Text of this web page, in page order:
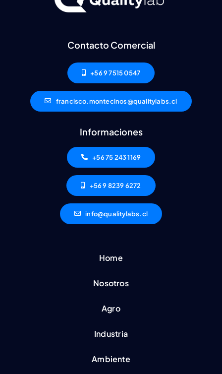
Resultados de Laboratorio
Contacto Comercial
+56 9 7515 0547
francisco.montecinos@qualitylabs.cl
Informaciones
+56 75 243 1169
+56 9 8239 6272
info@qualitylabs.cl
Home
Nosotros
Agro
Industria
Ambiente